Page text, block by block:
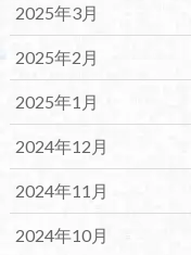
2025年3月
2025年2月
2025年1月
2024年12月
2024年11月
2024年10月